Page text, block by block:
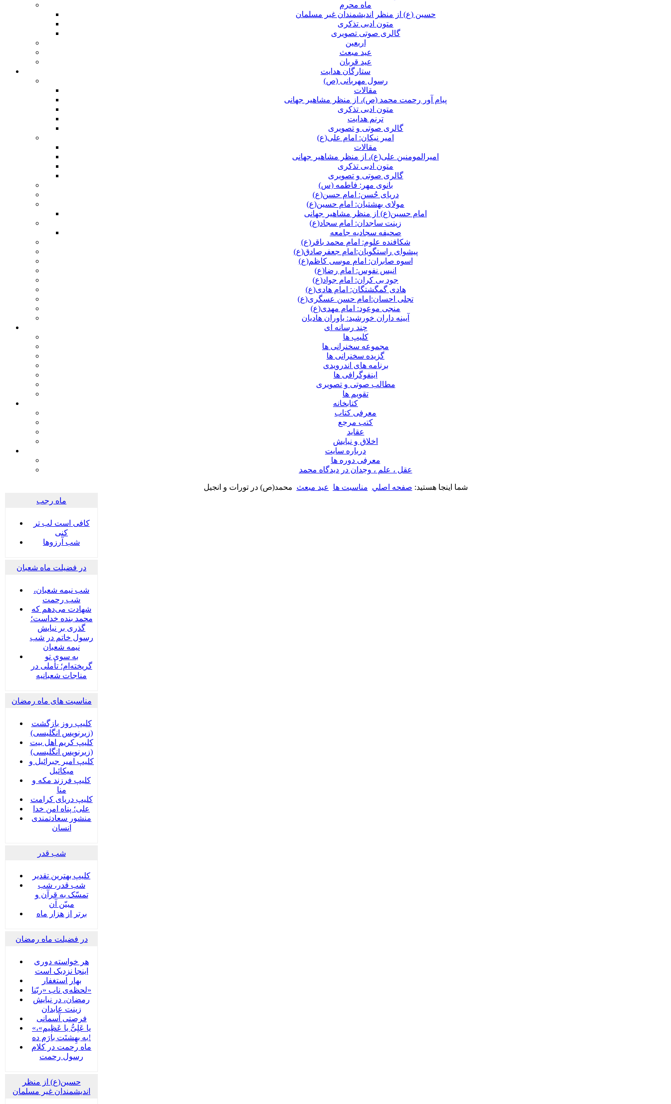
ماه محرم
حسین (ع) از منظر اندیشمندان غیر مسلمان
متون ادبی تذکری
گالری صوتی تصویری
اربعین
عید مبعث
عید قربان
ستارگان هدایت
رسول مهربانی (ص)
مقالات
پیام آور رحمت محمد (ص)، از منظر مشاهیر جهانی
متون ادبی تذکری
ترنم هدایت
گالری صوتی و تصویری
امیر نیکان: امام علی(ع)
مقالات
امیرالمومنین علی(ع)، از منظر مشاهیر جهانی
متون ادبی تذکری
گالری صوتی و تصویری
بانوی مهر: فاطمه (س)
دریای حُسن: امام حسن(ع)
مولای بهشتیان: امام حسین(ع)
امام حسین(ع) از منظر مشاهیر جهانی
زینت ساجدان: امام سجاد(ع)
صحیفه سجادیه جامعه
شکافنده علوم: امام محمد باقر(ع)
پیشوای راستگویان:امام جعفرصادق(ع)
اسوه صابران: امام موسی کاظم(ع)
انیس نفوس: امام رضا(ع)
جود بی کران: امام جواد(ع)
هادی گمگشتگان: امام هادی(ع)
تجلی احسان:امام حسن عسگری(ع)
منجی موعود: امام مهدی(ع)
آیینه داران خورشید: یاوران هادیان
چند رسانه ای
کلیپ ها
مجموعه سخنرانی ها
گزیده سخنرانی ها
برنامه های اندرویدی
اینفوگرافی ها
مطالب صوتی و تصویری
تقویم ها
كتابخانه
معرفی کتاب
کتب مرجع
عقاید
اخلاق و نیایش
درباره سايت
معرفی دوره ها
عقل ، علم ، وجدان در ديدگاه محمد
شما اینجا هستید: صفحه اصلي مناسبت ها عید مبعث محمد(ص) در تورات و انجیل
ماه رجب
کافی است لب تر
کنی
شب آرزوها
در فضیلت ماه شعبان
شب نیمه شعبان،
شب رحمت
شهادت می‌دهم که
محمد بنده خداست؛
گذری بر نیایش
رسول خاتم در شب
نیمه شعبان
به سوی تو
گریخته‌ام؛ تأملی در
مناجات شعبانیه
مناسبت های ماه رمضان
کلیپ روز بازگشت
(زیرنویس انگلیسی)
کلیپ کریم اهل بیت
(زیرنویس انگلیسی)
کلیپ امیر جبرائیل و
میکائیل
کلیپ فرزند مکه و
منا
کلیپ دریای کرامت
علی؛ پناه امن خدا
منشور سعادتمندی
انسان
شب قدر
کلیپ بهترین تقدیر
شب قدر، شب
تمسّک به قرآن و
مبیّن آن
برتر از هزار ماه
در فضیلت ماه رمضان
هر خواسته دوری
اینجا نزدیک است
بهار استغفار
لحظه‌ی ناب «ربّنا»
رمضان، در نیایش
زینت عابدان
فرصتی آسمانی
«یا عَلِیُّ یا عَظِیم»،
به بهِشتَت بارَم ده!
ماه رحمت در کلام
رسول رحمت
حسین(ع) از منظر
اندیشمندان غیر مسلمان